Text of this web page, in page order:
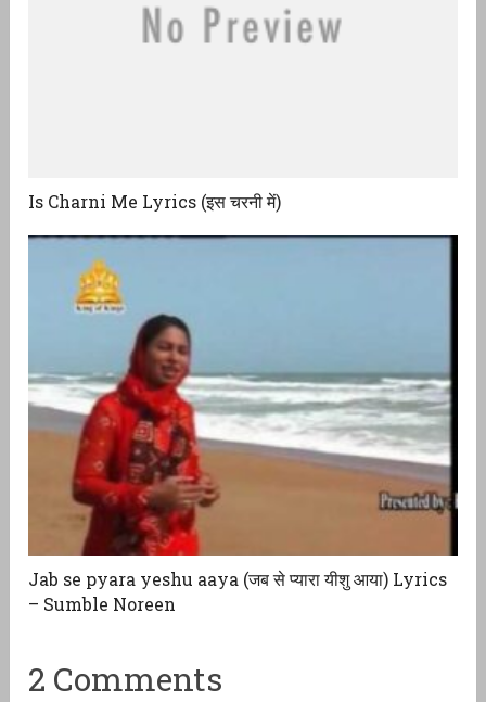
Is Charni Me Lyrics (इस चरनी में)
Jab se pyara yeshu aaya (जब से प्यारा यीशु आया) Lyrics
– Sumble Noreen
2 Comments